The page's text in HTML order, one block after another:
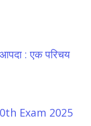
: एक परिचय
Exam 2025